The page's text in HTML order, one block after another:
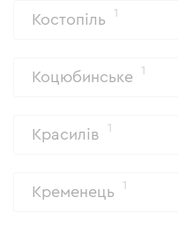
Костопіль 1
Коцюбинське 1
Красилів 1
Кременець 1